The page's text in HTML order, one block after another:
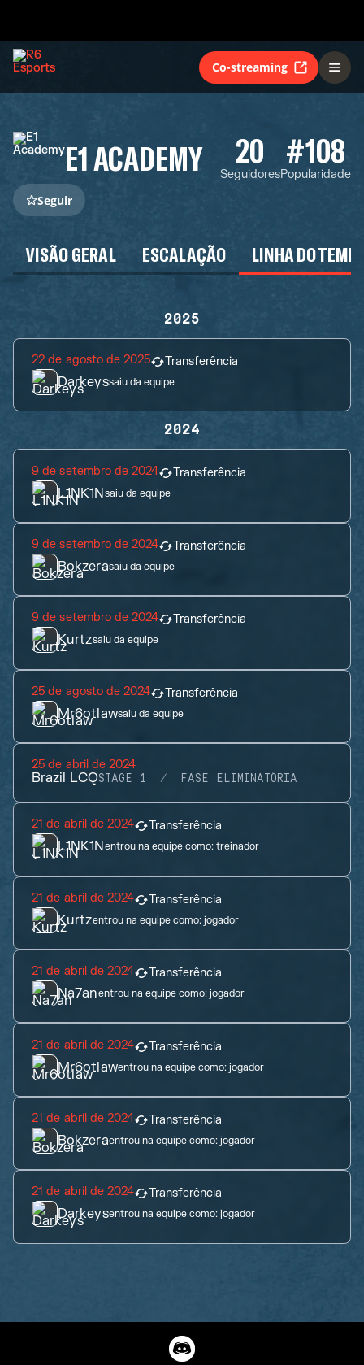
Co-streaming
E1 ACADEMY 20
Seguidores
#108
Popularidade
Seguir
VISÃO GERAL ESCALAÇÃO LINHA DO
2025
22 de agosto de 2025 Transferência
Darkeyssaiu da equipe
2024
9 de setembro de 2024 Transferência
L1NK1Nsaiu da equipe
9 de setembro de 2024 Transferência
Bokzerasaiu da equipe
9 de setembro de 2024 Transferência
Kurtzsaiu da equipe
25 de agosto de 2024 Transferência
Mr6otlawsaiu da equipe
25 de abril de 2024
Brazil LCQSTAGE 1 FASE ELIMINATÓRIA
21 de abril de 2024 Transferência
L1NK1Nentrou na equipe como:treinador
21 de abril de 2024 Transferência
Kurtzentrou na equipe como:jogador
21 de abril de 2024 Transferência
Na7anentrou na equipe como:jogador
21 de abril de 2024 Transferência
Mr6otlawentrou na equipe como:jogador
21 de abril de 2024 Transferência
Bokzeraentrou na equipe como:jogador
21 de abril de 2024 Transferência
Darkeysentrou na equipe como:jogador